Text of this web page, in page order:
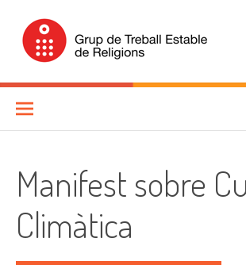
content
Grup de Treball
Religions (GTER)
Manifest sobre
Climàtica